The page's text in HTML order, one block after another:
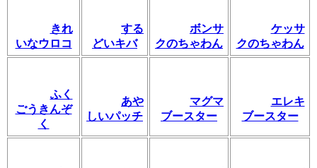
きれ
いなウロコ
する
どいキバ
ボンサ
クのちゃわん
ケッサ
クのちゃわん
ふく
ごうきんぞ
く
あや
しいパッチ
マグマ
ブースター
エレキ
ブースター